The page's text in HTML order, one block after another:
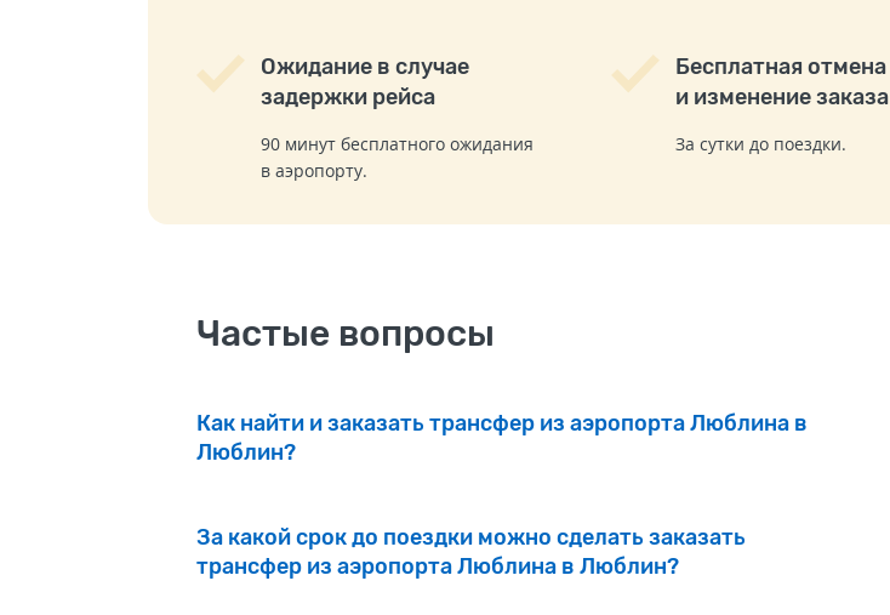
Ожидание в случае
задержки рейса
90 минут бесплатного ожидания
в аэропорту.
Бесплатная отмена
и изменение заказа
За сутки до поездки.
Частые вопросы
Как найти и заказать трансфер из аэропорта Люблина в
Люблин?
За какой срок до поездки можно сделать заказать
трансфер из аэропорта Люблина в Люблин?